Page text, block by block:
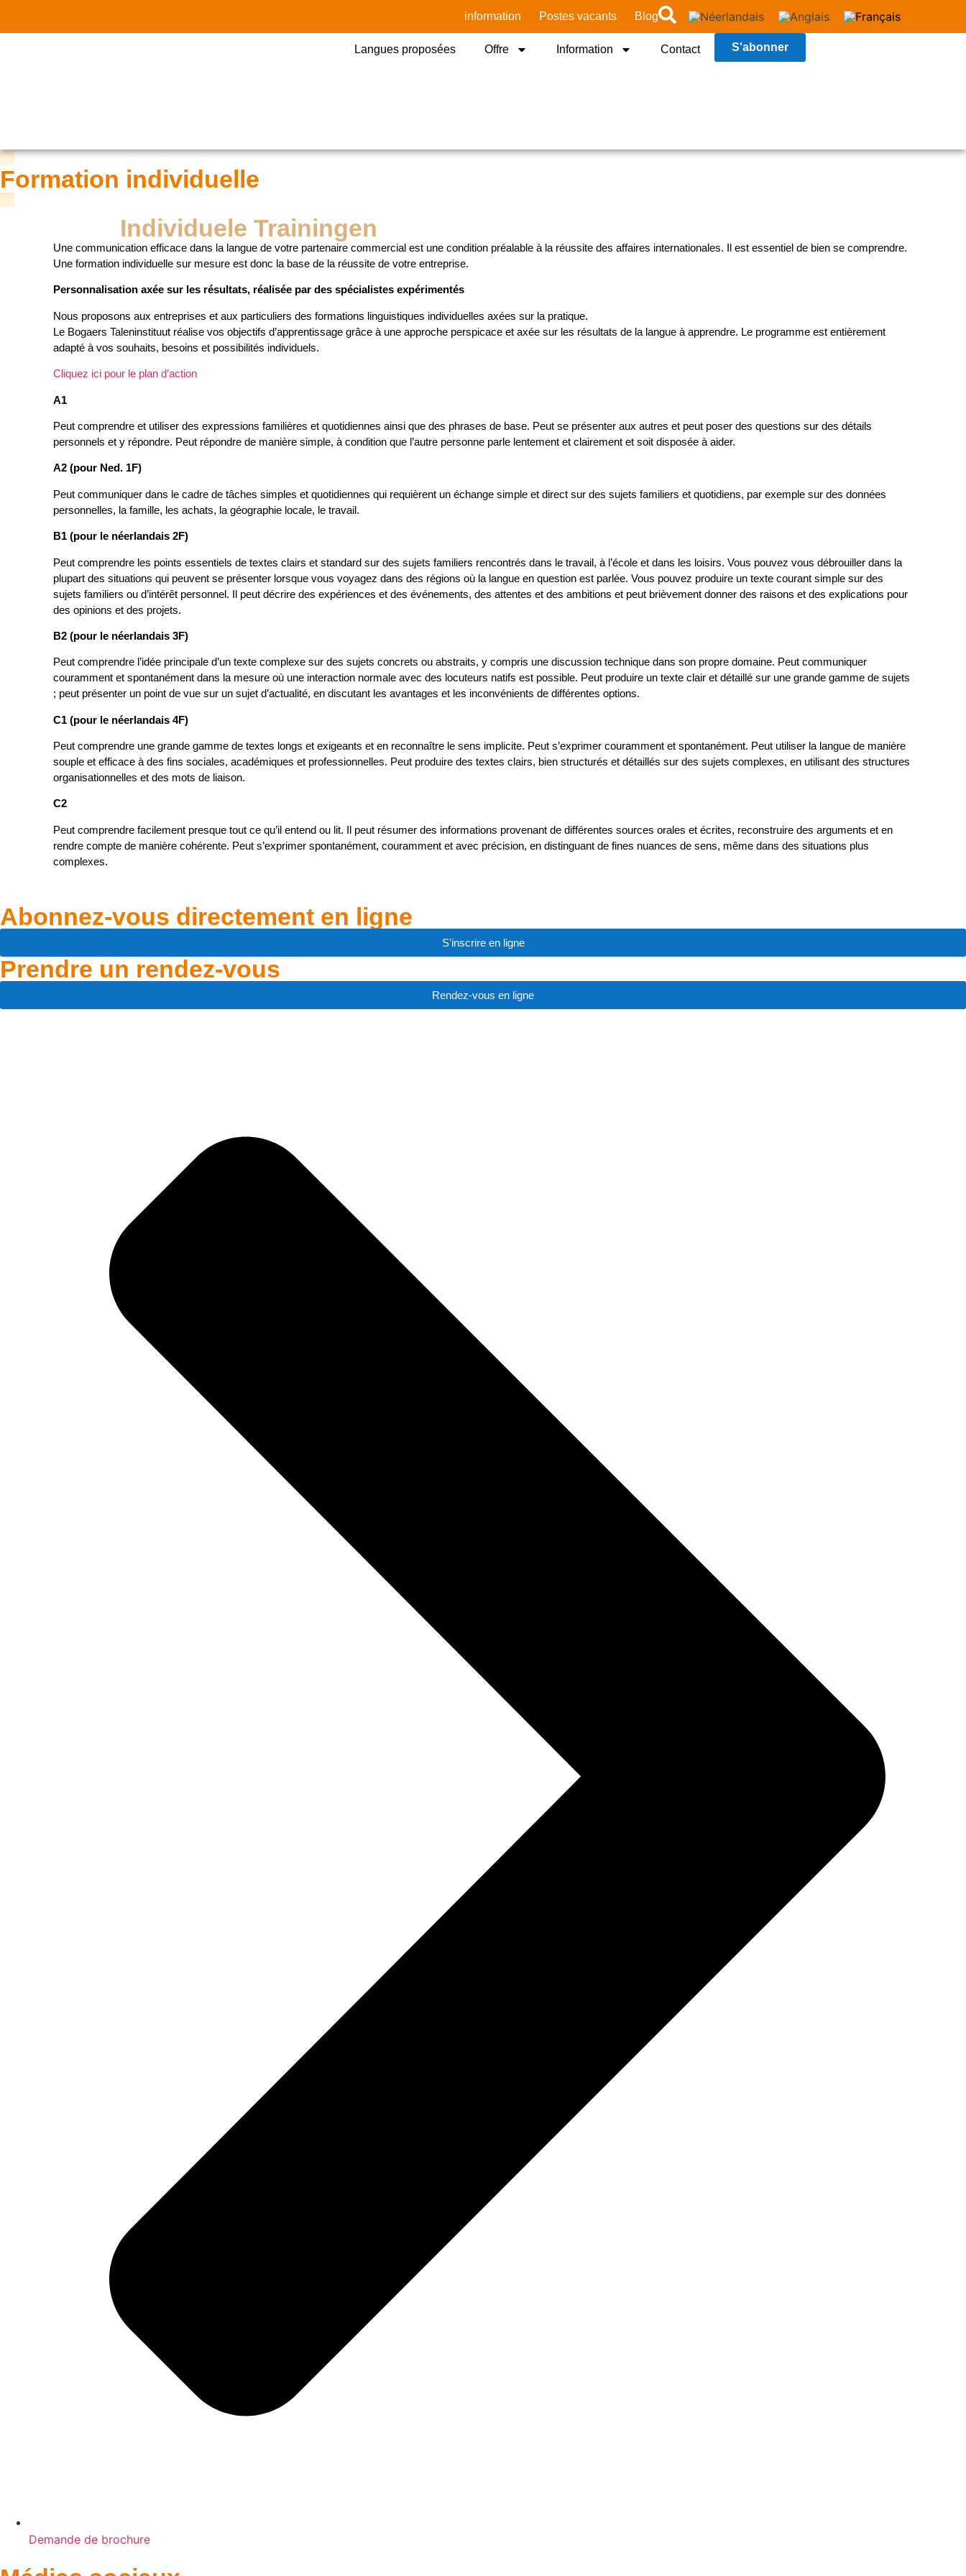
information Postes vacants Blog
Langues proposées Offre Information Contact S'abonner
Formation individuelle
Individuele Trainingen
Une communication efficace dans la langue de votre partenaire commercial est une condition préalable à la réussite des affaires internationales. Il est essentiel de bien se comprendre.
Une formation individuelle sur mesure est donc la base de la réussite de votre entreprise.
Personnalisation axée sur les résultats, réalisée par des spécialistes expérimentés
Nous proposons aux entreprises et aux particuliers des formations linguistiques individuelles axées sur la pratique.
Le Bogaers Taleninstituut réalise vos objectifs d’apprentissage grâce à une approche perspicace et axée sur les résultats de la langue à apprendre. Le programme est entièrement
adapté à vos souhaits, besoins et possibilités individuels.
Cliquez ici pour le plan d’action
A1
Peut comprendre et utiliser des expressions familières et quotidiennes ainsi que des phrases de base. Peut se présenter aux autres et peut poser des questions sur des détails
personnels et y répondre. Peut répondre de manière simple, à condition que l’autre personne parle lentement et clairement et soit disposée à aider.
A2 (pour Ned. 1F)
Peut communiquer dans le cadre de tâches simples et quotidiennes qui requièrent un échange simple et direct sur des sujets familiers et quotidiens, par exemple sur des données
personnelles, la famille, les achats, la géographie locale, le travail.
B1 (pour le néerlandais 2F)
Peut comprendre les points essentiels de textes clairs et standard sur des sujets familiers rencontrés dans le travail, à l’école et dans les loisirs. Vous pouvez vous débrouiller dans la
plupart des situations qui peuvent se présenter lorsque vous voyagez dans des régions où la langue en question est parlée. Vous pouvez produire un texte courant simple sur des
sujets familiers ou d’intérêt personnel. Il peut décrire des expériences et des événements, des attentes et des ambitions et peut brièvement donner des raisons et des explications pour
des opinions et des projets.
B2 (pour le néerlandais 3F)
Peut comprendre l’idée principale d’un texte complexe sur des sujets concrets ou abstraits, y compris une discussion technique dans son propre domaine. Peut communiquer
couramment et spontanément dans la mesure où une interaction normale avec des locuteurs natifs est possible. Peut produire un texte clair et détaillé sur une grande gamme de sujets
; peut présenter un point de vue sur un sujet d’actualité, en discutant les avantages et les inconvénients de différentes options.
C1 (pour le néerlandais 4F)
Peut comprendre une grande gamme de textes longs et exigeants et en reconnaître le sens implicite. Peut s’exprimer couramment et spontanément. Peut utiliser la langue de manière
souple et efficace à des fins sociales, académiques et professionnelles. Peut produire des textes clairs, bien structurés et détaillés sur des sujets complexes, en utilisant des structures
organisationnelles et des mots de liaison.
C2
Peut comprendre facilement presque tout ce qu’il entend ou lit. Il peut résumer des informations provenant de différentes sources orales et écrites, reconstruire des arguments et en
rendre compte de manière cohérente. Peut s’exprimer spontanément, couramment et avec précision, en distinguant de fines nuances de sens, même dans des situations plus
complexes.
Abonnez-vous directement en ligne
S'inscrire en ligne
Prendre un rendez-vous
Rendez-vous en ligne
Demande de brochure